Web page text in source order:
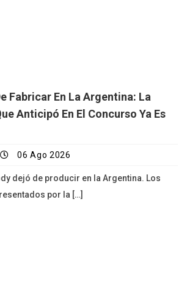
Fabricar En La Argentina: La
Anticipó En El Concurso Ya Es
06 Ago 2026
dejó de producir en la Argentina. Los
por la […]